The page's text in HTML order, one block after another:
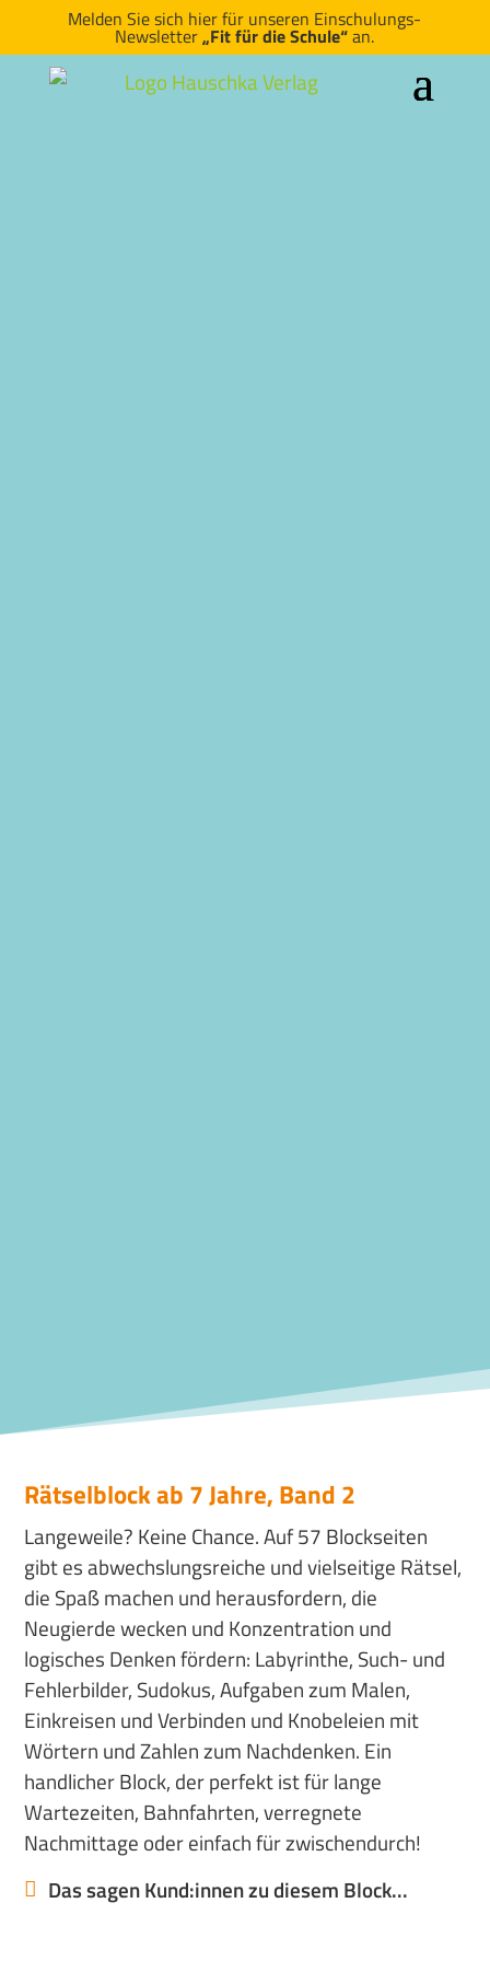
Melden Sie sich hier für unseren Einschulungs-
Newsletter„Fit für die Schule“an.
Rätselblock ab 7 Jahre, Band 2
Langeweile? Keine Chance. Auf 57 Blockseiten
gibt es abwechslungsreiche und vielseitige Rätsel,
die Spaß machen und herausfordern, die
Neugierde wecken und Konzentration und
logisches Denken fördern: Labyrinthe, Such- und
Fehlerbilder, Sudokus, Aufgaben zum Malen,
Einkreisen und Verbinden und Knobeleien mit
Wörtern und Zahlen zum Nachdenken. Ein
handlicher Block, der perfekt ist für lange
Wartezeiten, Bahnfahrten, verregnete
Nachmittage oder einfach für zwischendurch!
Das sagen Kund:innen zu diesem Block...